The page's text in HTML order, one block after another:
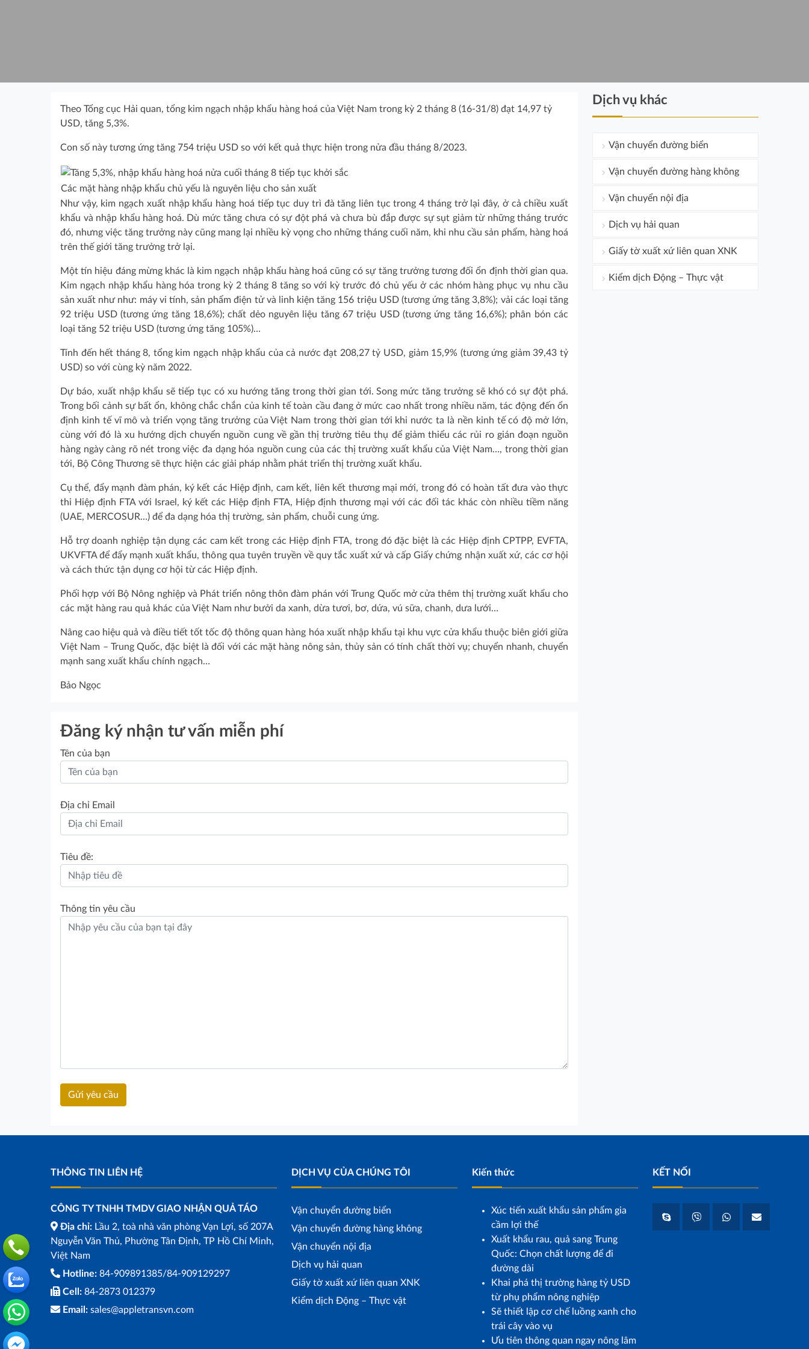
Theo Tổng cục Hải quan, tổng kim ngạch nhập khẩu hàng hoá của Việt Nam trong kỳ 2 tháng 8 (16-31/8) đạt 14,97 tỷ
USD, tăng 5,3%.
Con số này tương ứng tăng 754 triệu USD so với kết quả thực hiện trong nửa đầu tháng 8/2023.
Các mặt hàng nhập khẩu chủ yếu là nguyên liệu cho sản xuất
Như vậy, kim ngạch xuất nhập khẩu hàng hoá tiếp tục duy trì đà tăng liên tục trong 4 tháng trở lại đây, ở cả chiều xuất
khẩu và nhập khẩu hàng hoá. Dù mức tăng chưa có sự đột phá và chưa bù đắp được sự sụt giảm từ những tháng trước
đó, nhưng việc tăng trưởng này cũng mang lại nhiều kỳ vọng cho những tháng cuối năm, khi nhu cầu sản phẩm, hàng hoá
trên thế giới tăng trưởng trở lại.
Một tín hiệu đáng mừng khác là kim ngạch nhập khẩu hàng hoá cũng có sự tăng trưởng tương đối ổn định thời gian qua.
Kim ngạch nhập khẩu hàng hóa trong kỳ 2 tháng 8 tăng so với kỳ trước đó chủ yếu ở các nhóm hàng phục vụ nhu cầu
sản xuất như như: máy vi tính, sản phẩm điện tử và linh kiện tăng 156 triệu USD (tương ứng tăng 3,8%); vải các loại tăng
92 triệu USD (tương ứng tăng 18,6%); chất dẻo nguyên liệu tăng 67 triệu USD (tương ứng tăng 16,6%); phân bón các
loại tăng 52 triệu USD (tương ứng tăng 105%)…
Tính đến hết tháng 8, tổng kim ngạch nhập khẩu của cả nước đạt 208,27 tỷ USD, giảm 15,9% (tương ứng giảm 39,43 tỷ
USD) so với cùng kỳ năm 2022.
Dự báo, xuất nhập khẩu sẽ tiếp tục có xu hướng tăng trong thời gian tới. Song mức tăng trưởng sẽ khó có sự đột phá.
Trong bối cảnh sự bất ổn, không chắc chắn của kinh tế toàn cầu đang ở mức cao nhất trong nhiều năm, tác động đến ổn
định kinh tế vĩ mô và triển vọng tăng trưởng của Việt Nam trong thời gian tới khi nước ta là nền kinh tế có độ mở lớn,
cùng với đó là xu hướng dịch chuyển nguồn cung về gần thị trường tiêu thụ để giảm thiểu các rủi ro gián đoạn nguồn
hàng ngày càng rõ nét trong việc đa dạng hóa nguồn cung của các thị trường xuất khẩu của Việt Nam…, trong thời gian
tới, Bộ Công Thương sẽ thực hiện các giải pháp nhằm phát triển thị trường xuất khẩu.
Cụ thể, đẩy mạnh đàm phán, ký kết các Hiệp định, cam kết, liên kết thương mại mới, trong đó có hoàn tất đưa vào thực
thi Hiệp định FTA với Israel, ký kết các Hiệp định FTA, Hiệp định thương mại với các đối tác khác còn nhiều tiềm năng
(UAE, MERCOSUR…) để đa dạng hóa thị trường, sản phẩm, chuỗi cung ứng.
Hỗ trợ doanh nghiệp tận dụng các cam kết trong các Hiệp định FTA, trong đó đặc biệt là các Hiệp định CPTPP, EVFTA,
UKVFTA để đẩy mạnh xuất khẩu, thông qua tuyên truyền về quy tắc xuất xứ và cấp Giấy chứng nhận xuất xứ, các cơ hội
và cách thức tận dụng cơ hội từ các Hiệp định.
Phối hợp với Bộ Nông nghiệp và Phát triển nông thôn đàm phán với Trung Quốc mở cửa thêm thị trường xuất khẩu cho
các mặt hàng rau quả khác của Việt Nam như bưởi da xanh, dừa tươi, bơ, dứa, vú sữa, chanh, dưa lưới…
Nâng cao hiệu quả và điều tiết tốt tốc độ thông quan hàng hóa xuất nhập khẩu tại khu vực cửa khẩu thuộc biên giới giữa
Việt Nam – Trung Quốc, đặc biệt là đối với các mặt hàng nông sản, thủy sản có tính chất thời vụ; chuyển nhanh, chuyển
mạnh sang xuất khẩu chính ngạch…
Bảo Ngọc
Đăng ký nhận tư vấn miễn phí
Tên của bạn
Địa chỉ Email
Tiêu đề:
Thông tin yêu cầu
Dịch vụ khác
Vận chuyển đường biển
Vận chuyển đường hàng không
Vận chuyển nội địa
Dịch vụ hải quan
Giấy tờ xuất xứ liên quan XNK
Kiểm dịch Động – Thực vật
THÔNG TIN LIÊN HỆ
CÔNG TY TNHH TMDV GIAO NHẬN QUẢ TÁO
Địa chỉ: Lầu 2, toà nhà văn phòng Vạn Lợi, số 207A
Nguyễn Văn Thủ, Phường Tân Định, TP Hồ Chí Minh,
Việt Nam
Hotline: 84-909891385/84-909129297
Cell: 84-2873 012379
Email: sales@appletransvn.com
DỊCH VỤ CỦA CHÚNG TÔI
Vận chuyển đường biển
Vận chuyển đường hàng không
Vận chuyển nội địa
Dịch vụ hải quan
Giấy tờ xuất xứ liên quan XNK
Kiểm dịch Động – Thực vật
Kiến thức
Xúc tiến xuất khẩu sản phẩm gia
cầm lợi thế
Xuất khẩu rau, quả sang Trung
Quốc: Chọn chất lượng để đi
đường dài
Khai phá thị trường hàng tỷ USD
từ phụ phẩm nông nghiệp
Sẽ thiết lập cơ chế luồng xanh cho
trái cây vào vụ
Ưu tiên thông quan ngay nông lâm
KẾT NỐI